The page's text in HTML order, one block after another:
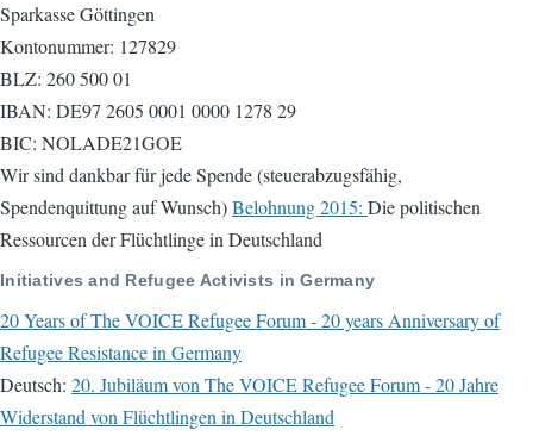
Sparkasse Göttingen
Kontonummer: 127829
BLZ: 260 500 01
IBAN: DE97 2605 0001 0000 1278 29
BIC: NOLADE21GOE
Wir sind dankbar für jede Spende (steuerabzugsfähig,
Spendenquittung auf Wunsch)Belohnung 2015: Die politischen
Ressourcen der Flüchtlinge in Deutschland
Initiatives and Refugee Activists in Germany
20 Years of The VOICE Refugee Forum - 20 years Anniversary of
Refugee Resistance in Germany
Deutsch: 20. Jubiläum von The VOICE Refugee Forum - 20 Jahre
Widerstand von Flüchtlingen in Deutschland